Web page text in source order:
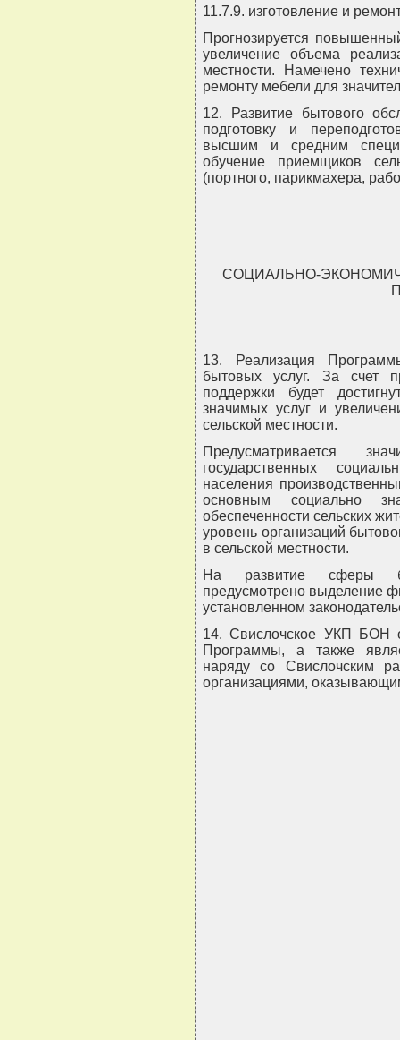
11.7.9. изготовление и
Прогнозируется
увеличение объема
местности. Намечено
ремонту мебели для
12. Развитие бытового
подготовку и
высшим и средним
обучение приемщиков
(портного, парикмахера,
СОЦИАЛЬНО-
13. Реализация
бытовых услуг. За счет
поддержки будет
значимых услуг и
сельской местности.
Предусматривается
государственных
населения
основным социально
обеспеченности сельских
уровень организаций
в сельской местности.
На развитие сферы
предусмотрено выделение
установленном
14. Свислочское УКП БОН
Программы, а также
наряду со Свислочским
организациями,